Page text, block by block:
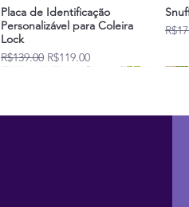
Placa de Identificação
Personalizável para Coleira
Lock
Regular Price
R$139.00 Sale Price
R$119.00